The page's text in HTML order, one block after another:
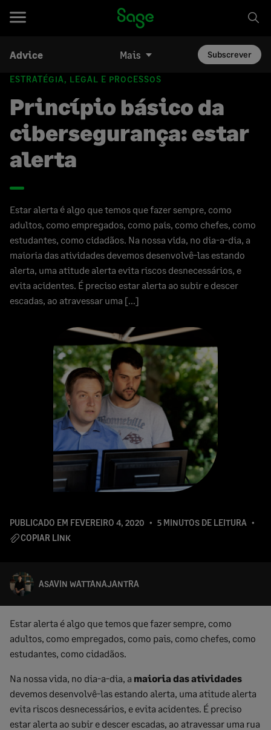
Advice Mais Subscrever
ESTRATÉGIA, LEGAL E PROCESSOS
Princípio básico da
cibersegurança: estar
alerta
Estar alerta é algo que temos que fazer sempre, como
adultos, como empregados, como pais, como chefes, como
estudantes, como cidadãos. Na nossa vida, no dia-a-dia, a
maioria das atividades devemos desenvolvê-las estando
alerta, uma atitude alerta evita riscos desnecessários, e
evita acidentes. É preciso estar alerta ao subir e descer
escadas, ao atravessar uma […]
PUBLICADO EM FEVEREIRO 4, 2020
5 MINUTOS DE LEITURA
COPIAR LINK
ASAVIN WATTANAJANTRA
Estar alerta é algo que temos que fazer sempre, como
adultos, como empregados, como pais, como chefes, como
estudantes, como cidadãos.
Na nossa vida, no dia-a-dia, a maioria das atividades
devemos desenvolvê-las estando alerta, uma atitude alerta
evita riscos desnecessários, e evita acidentes. É preciso
estar alerta ao subir e descer escadas, ao atravessar uma rua